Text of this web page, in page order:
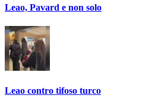
Leao, Pavard e non solo
Leao contro tifoso turco